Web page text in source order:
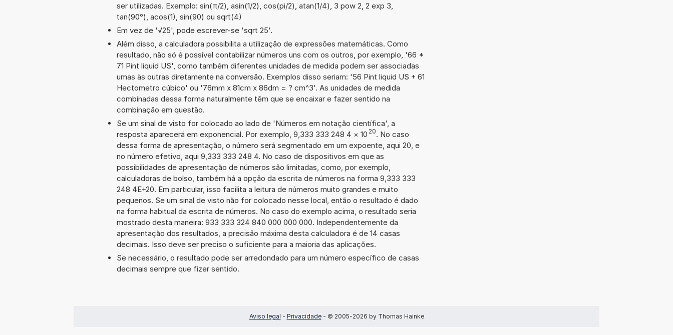
ser utilizadas. Exemplo: sin(π/2), asin(1/2), cos(pi/2), atan(1/4), 3 pow 2, 2 exp 3,
tan(90°), acos(1), sin(90) ou sqrt(4)
Em vez de '√25', pode escrever-se 'sqrt 25'.
Além disso, a calculadora possibilita a utilização de expressões matemáticas. Como
resultado, não só é possível contabilizar números uns com os outros, por exemplo, '66 *
71 Pint liquid US', como também diferentes unidades de medida podem ser associadas
umas às outras diretamente na conversão. Exemplos disso seriam: '56 Pint liquid US + 61
Hectometro cúbico' ou '76mm x 81cm x 86dm = ? cm^3'. As unidades de medida
combinadas dessa forma naturalmente têm que se encaixar e fazer sentido na
combinação em questão.
Se um sinal de visto for colocado ao lado de 'Números em notação científica', a
resposta aparecerá em exponencial. Por exemplo, 9,333 333 248 4 × 10 20. No caso
dessa forma de apresentação, o número será segmentado em um expoente, aqui 20, e
no número efetivo, aqui 9,333 333 248 4. No caso de dispositivos em que as
possibilidades de apresentação de números são limitadas, como, por exemplo,
calculadoras de bolso, também há a opção da escrita de números na forma 9,333 333
248 4E+20. Em particular, isso facilita a leitura de números muito grandes e muito
pequenos. Se um sinal de visto não for colocado nesse local, então o resultado é dado
na forma habitual da escrita de números. No caso do exemplo acima, o resultado seria
mostrado desta maneira: 933 333 324 840 000 000 000. Independentemente da
apresentação dos resultados, a precisão máxima desta calculadora é de 14 casas
decimais. Isso deve ser preciso o suficiente para a maioria das aplicações.
Se necessário, o resultado pode ser arredondado para um número específico de casas
decimais sempre que fizer sentido.
Aviso legal - Privacidade- © 2005-2026 by Thomas Hainke